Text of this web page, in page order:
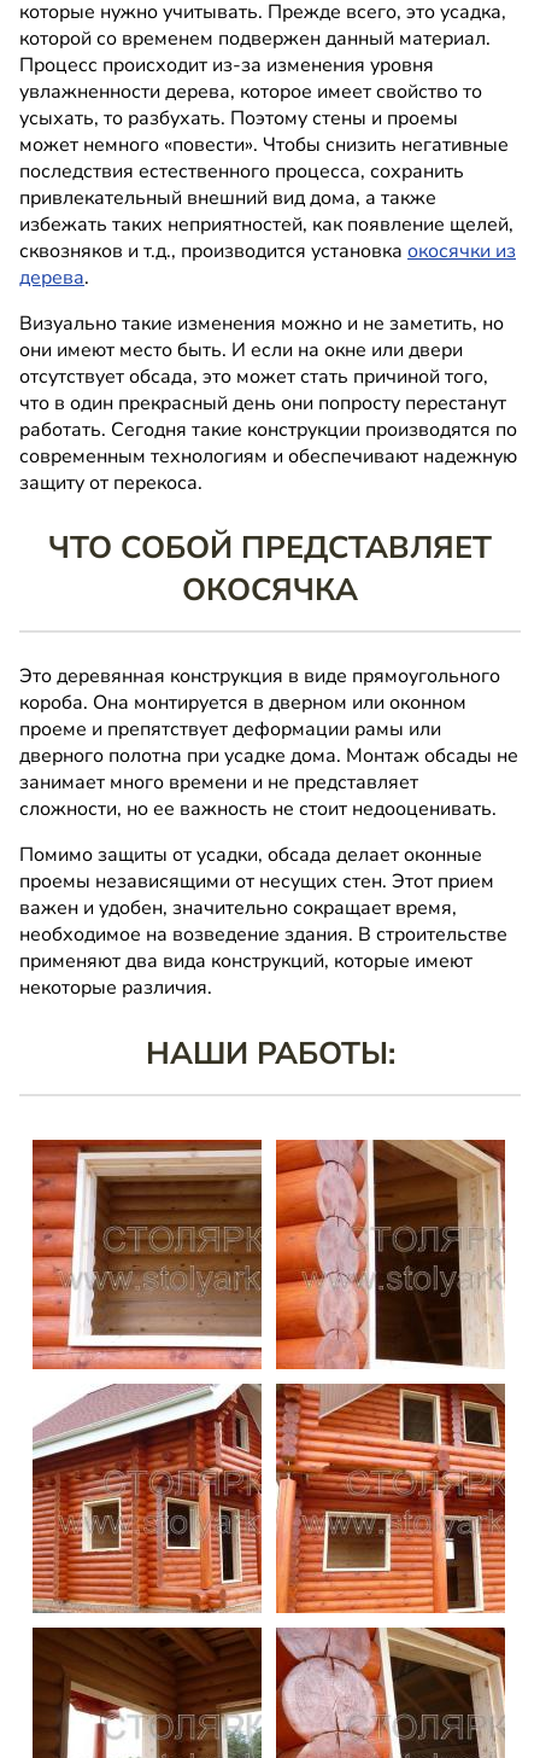
которые нужно учитывать. Прежде всего, это усадка,
которой со временем подвержен данный материал.
Процесс происходит из-за изменения уровня
увлажненности дерева, которое имеет свойство то
усыхать, то разбухать. Поэтому стены и проемы
может немного «повести». Чтобы снизить негативные
последствия естественного процесса, сохранить
привлекательный внешний вид дома, а также
избежать таких неприятностей, как появление щелей,
сквозняков и т.д., производится установка окосячки из
дерева.
Визуально такие изменения можно и не заметить, но
они имеют место быть. И если на окне или двери
отсутствует обсада, это может стать причиной того,
что в один прекрасный день они попросту перестанут
работать. Сегодня такие конструкции производятся по
современным технологиям и обеспечивают надежную
защиту от перекоса.
ЧТО СОБОЙ ПРЕДСТАВЛЯЕТ
ОКОСЯЧКА
Это деревянная конструкция в виде прямоугольного
короба. Она монтируется в дверном или оконном
проеме и препятствует деформации рамы или
дверного полотна при усадке дома. Монтаж обсады не
занимает много времени и не представляет
сложности, но ее важность не стоит недооценивать.
Помимо защиты от усадки, обсада делает оконные
проемы независящими от несущих стен. Этот прием
важен и удобен, значительно сокращает время,
необходимое на возведение здания. В строительстве
применяют два вида конструкций, которые имеют
некоторые различия.
НАШИ РАБОТЫ: